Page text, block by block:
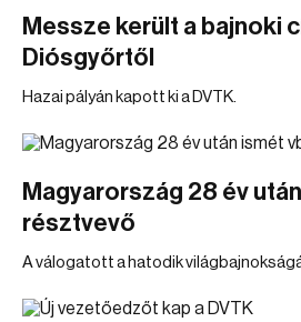
Messze került a bajnoki
Diósgyőrtől
Hazai pályán kapott ki a DVTK.
Magyarország 28 év
résztvevő
A válogatott a hatodik